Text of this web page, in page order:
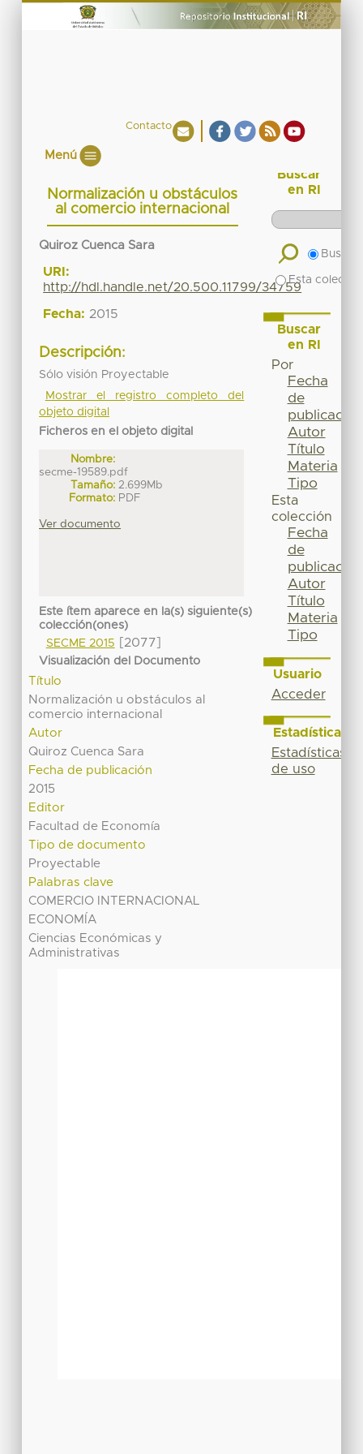
Contacto
Menú
Normalización u obstáculos
al comercio internacional
Quiroz Cuenca Sara
URI:
http://hdl.handle.net/20.500.11799/34759
Fecha: 2015
Descripción:
Sólo visión Proyectable
Mostrar el registro completo del
objeto digital
Ficheros en el objeto digital
Nombre:
secme-19589.pdf
Tamaño: 2.699Mb
Formato: PDF
Ver documento
Este ítem aparece en la(s) siguiente(s)
colección(ones)
SECME 2015
[2077]
Visualización del Documento
Título
Normalización u obstáculos al
comercio internacional
Autor
Quiroz Cuenca Sara
Fecha de publicación
2015
Editor
Facultad de Economía
Tipo de documento
Proyectable
Palabras clave
COMERCIO INTERNACIONAL
ECONOMÍA
Ciencias Económicas y
Administrativas
Buscar
en RI
Buscar
Esta
Buscar
en RI
Por
Fecha
de
publicación
Autor
Título
Materia
Tipo
Esta
colección
Fecha
de
publicación
Autor
Título
Materia
Tipo
Usuario
Acceder
Estadísticas
Estadísticas
de uso